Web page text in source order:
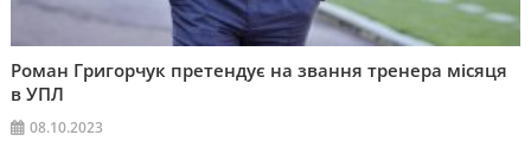
Роман Григорчук претендує на звання тренера місяця
в УПЛ
08.10.2023